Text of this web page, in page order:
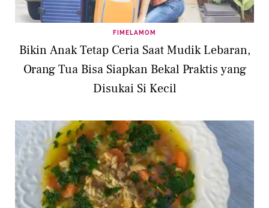
FIMELAMOM
Bikin Anak Tetap Ceria Saat Mudik Lebaran,
Orang Tua Bisa Siapkan Bekal Praktis yang
Disukai Si Kecil